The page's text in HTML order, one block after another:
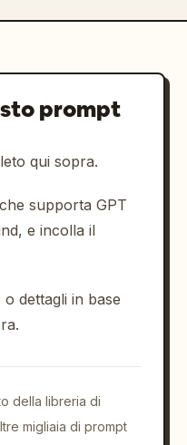
prompt
qui sopra.
supporta GPT
e incolla il
dettagli in base
della libreria di
migliaia di prompt